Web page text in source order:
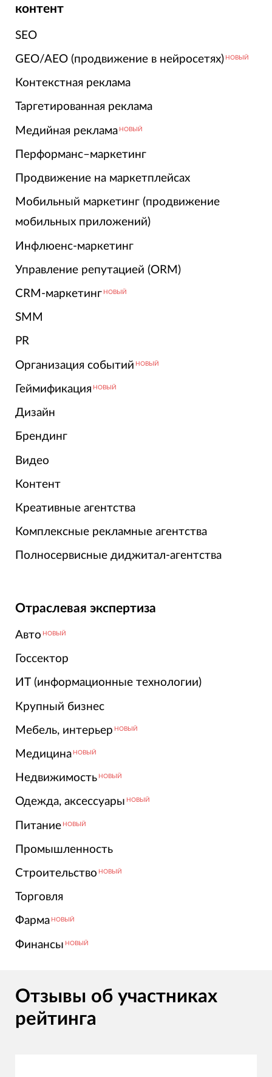
контент
SEO
GEO/AEO (продвижение в нейросетях) НОВЫЙ
Контекстная реклама
Таргетированная реклама
Медийная реклама НОВЫЙ
Перформанс–маркетинг
Продвижение на маркетплейсах
Мобильный маркетинг (продвижение
мобильных приложений)
Инфлюенс-маркетинг
Управление репутацией (ORM)
CRM-маркетинг НОВЫЙ
SMM
PR
Организация событий НОВЫЙ
Геймификация НОВЫЙ
Дизайн
Брендинг
Видео
Контент
Креативные агентства
Комплексные рекламные агентства
Полносервисные диджитал-агентства
Отраслевая экспертиза
Авто НОВЫЙ
Госсектор
ИТ (информационные технологии)
Крупный бизнес
Мебель, интерьер НОВЫЙ
Медицина НОВЫЙ
Недвижимость НОВЫЙ
Одежда, аксессуары НОВЫЙ
Питание НОВЫЙ
Промышленность
Строительство НОВЫЙ
Торговля
Фарма НОВЫЙ
Финансы НОВЫЙ
Отзывы об участниках
рейтинга